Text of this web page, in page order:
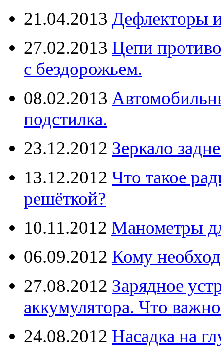
21.04.2013 Дефлекторы
27.02.2013 Цепи
с бездорожьем.
08.02.2013
подстилка.
23.12.2012 Зеркало
13.12.2012 Что такое
решёткой?
10.11.2012 Манометры
06.09.2012 Кому
27.08.2012 Зарядное
аккумулятора. Что
24.08.2012 Насадка на